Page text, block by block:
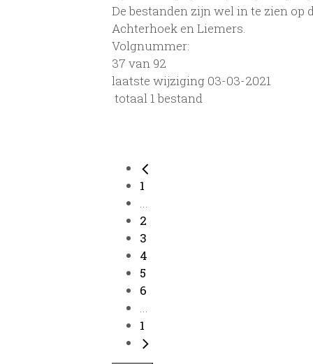
De bestanden zijn wel in te zien
Achterhoek en Liemers.
Volgnummer:
37 van 92
laatste wijziging 03-03-2021
totaal 1 bestand
1
...
2
3
4
5
6
...
1